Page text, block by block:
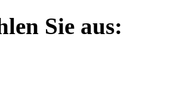
Sie aus: